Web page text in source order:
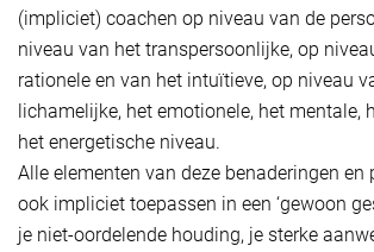
(impliciet) coachen op niveau van de
niveau van het transpersoonlijke, op
rationele en van het intuïtieve, op niveau
lichamelijke, het emotionele, het mentale,
het energetische niveau.
Alle elementen van deze benaderingen en
ook impliciet toepassen in een ‘gewoon
je niet-oordelende houding, je sterke